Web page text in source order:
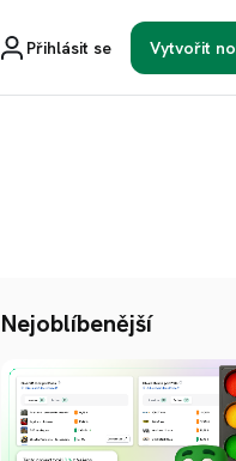
Přihlásit se Vytvořit
Nejoblíbenější